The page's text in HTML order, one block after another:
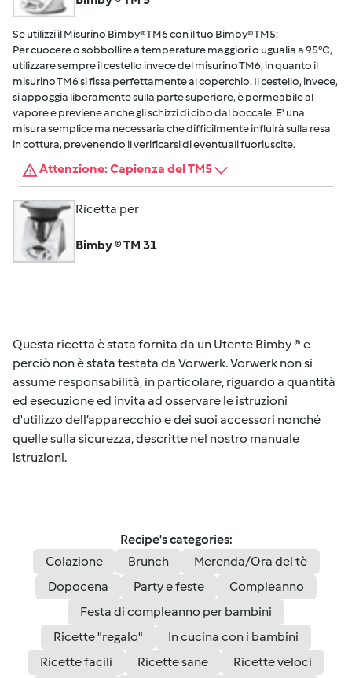
Se utilizzi il Misurino Bimby® TM6 con il tuo Bimby® TM5:
Per cuocere o sobbollire a temperature maggiori o ugualia a 95°C,
utilizzare sempre il cestello invece del misurino TM6, in quanto il
misurino TM6 si fissa perfettamente al coperchio. Il cestello, invece,
si appoggia liberamente sulla parte superiore, è permeabile al
vapore e previene anche gli schizzi di cibo dal boccale. E' una
misura semplice ma necessaria che difficilmente influirà sulla resa
in cottura, prevenendo il verificarsi di eventuali fuoriuscite.
Attenzione: Capienza del TM5
Ricetta per
Bimby ® TM 31
Questa ricetta è stata fornita da un Utente Bimby ® e
perciò non è stata testata da Vorwerk. Vorwerk non si
assume responsabilità, in particolare, riguardo a quantità
ed esecuzione ed invita ad osservare le istruzioni
d'utilizzo dell’apparecchio e dei suoi accessori nonché
quelle sulla sicurezza, descritte nel nostro manuale
istruzioni.
Recipe's categories:
Colazione
Brunch
Merenda/Ora del tè
Dopocena
Party e feste
Compleanno
Festa di compleanno per bambini
Ricette "regalo"
In cucina con i bambini
Ricette facili
Ricette sane
Ricette veloci